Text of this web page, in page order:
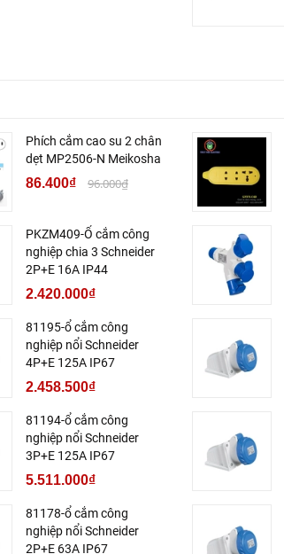
Phích cắm cao su 2 chân
dẹt MP2506-N Meikosha
86.400₫ 96.000₫
PKZM409-Ổ cắm công
nghiệp chia 3 Schneider
2P+E 16A IP44
2.420.000₫
81195-ổ cắm công
nghiệp nổi Schneider
4P+E 125A IP67
2.458.500₫
81194-ổ cắm công
nghiệp nổi Schneider
3P+E 125A IP67
5.511.000₫
81178-ổ cắm công
nghiệp nổi Schneider
2P+E 63A IP67